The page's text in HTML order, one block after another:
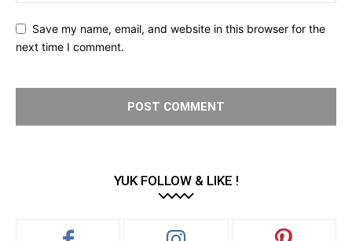
Save my name, email, and website in this browser for the
next time I comment.
YUK FOLLOW & LIKE !